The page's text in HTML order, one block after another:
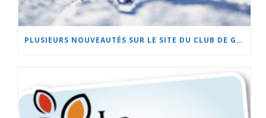
PLUSIEURS NOUVEAUTÉS SUR LE SITE DU CLUB DE GOLF DE BEAUCEVILLE ET À L’HÔTEL LA CACHE DU GOLF!